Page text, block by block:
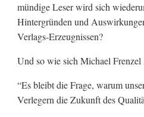
mündige Leser wird sich
Hintergründen und
Verlags-Erzeugnissen?
Und so wie sich Michael
“Es bleibt die Frage, warum
Verlegern die Zukunft des